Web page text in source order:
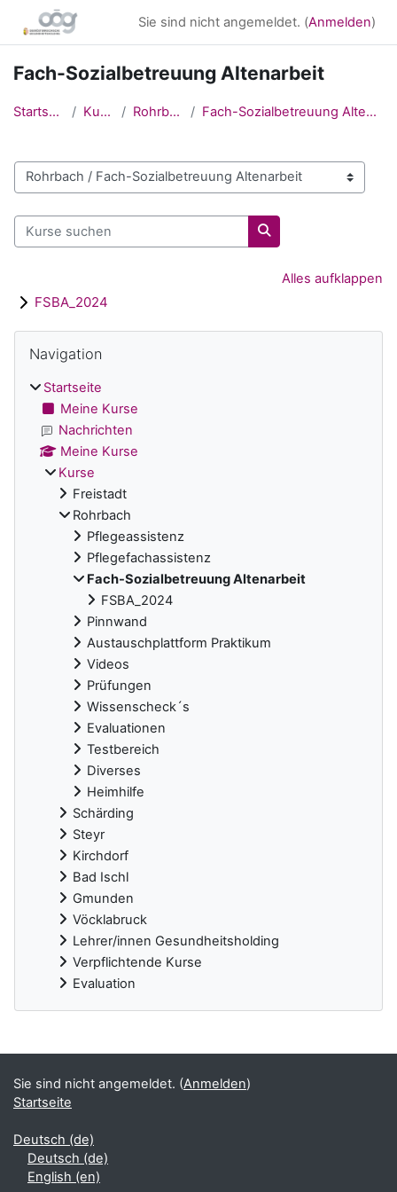
Zum Hauptinhalt
Sie sind nicht angemeldet. (Anmelden)
Fach-Sozialbetreuung Altenarbeit
Startseite Kurse Rohrbach Fach-Sozialbetreuung Altenarbeit
Kursbereiche
Kurse suchen
Kurse suchen
Alles aufklappen
FSBA_2024
Blöcke
Navigation
Startseite
Meine Kurse
Nachrichten
Meine Kurse
Kurse
Freistadt
Rohrbach
Pflegeassistenz
Pflegefachassistenz
Fach-Sozialbetreuung Altenarbeit
FSBA_2024
Pinnwand
Austauschplattform Praktikum
Videos
Prüfungen
Wissenscheck´s
Evaluationen
Testbereich
Diverses
Heimhilfe
Schärding
Steyr
Kirchdorf
Bad Ischl
Gmunden
Vöcklabruck
Lehrer/innen Gesundheitsholding
Verpflichtende Kurse
Evaluation
Ergänzungsblöcke
Sie sind nicht angemeldet. (Anmelden)
Startseite
Deutsch ‎(de)‎
Deutsch ‎(de)‎
English ‎(en)‎